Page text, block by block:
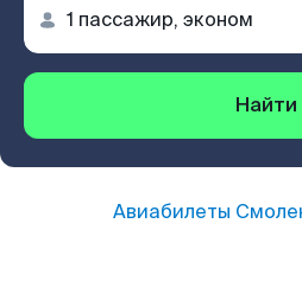
Найти
Авиабилеты